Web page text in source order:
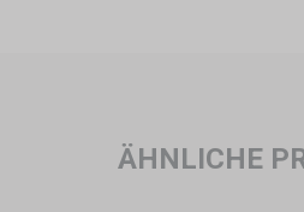
ÄHNLICHE